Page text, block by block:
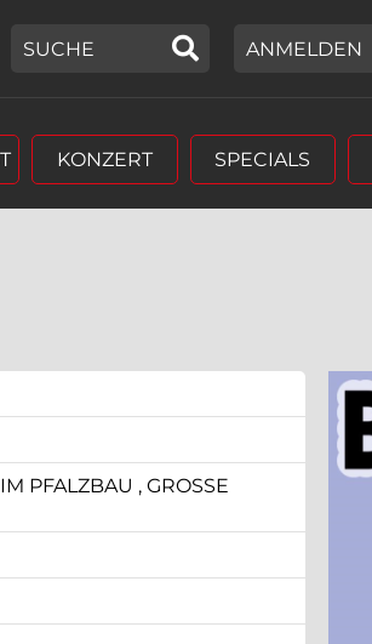
GEBEN SIE HIER EIN SUCHWORT EIN,
ANMELDEN
KONZERT SPECIALS
PFALZBAU , GROSSE B